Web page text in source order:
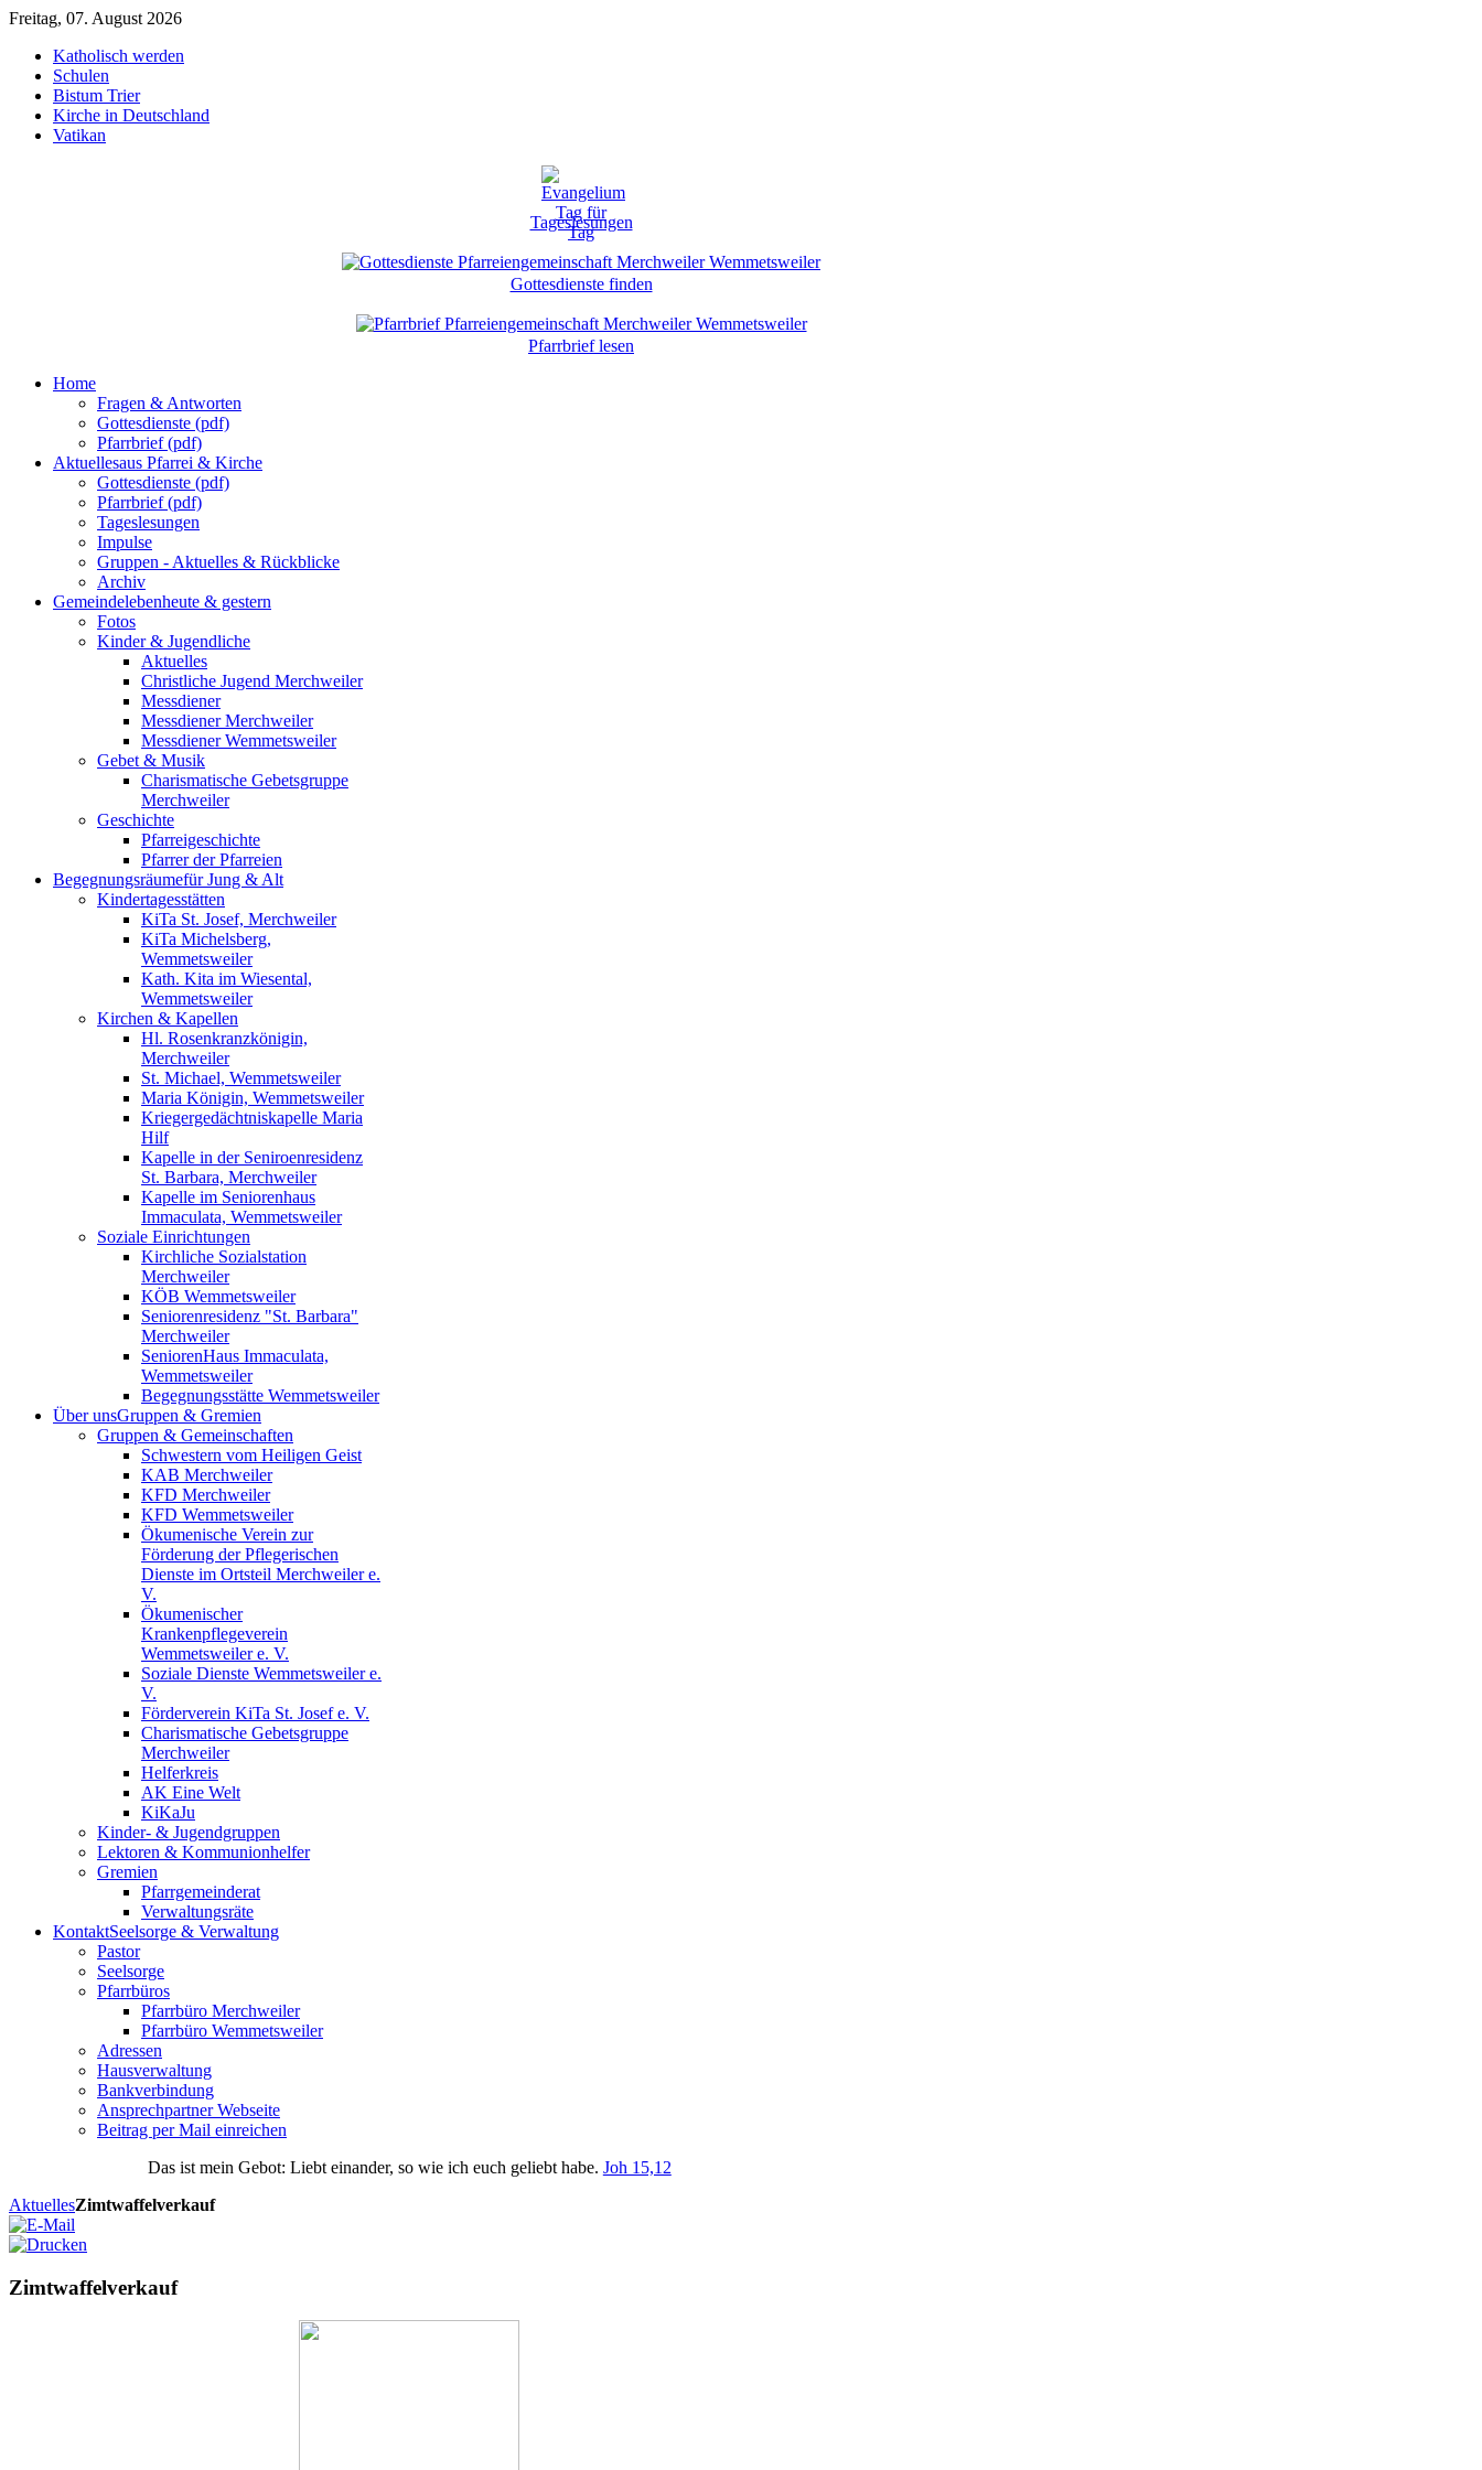
Freitag, 07. August 2026
Katholisch werden
Schulen
Bistum Trier
Kirche in Deutschland
Vatikan
Tageslesungen
Gottesdienste finden
Pfarrbrief lesen
Home
Fragen & Antworten
Gottesdienste (pdf)
Pfarrbrief (pdf)
Aktuellesaus Pfarrei & Kirche
Gottesdienste (pdf)
Pfarrbrief (pdf)
Tageslesungen
Impulse
Gruppen - Aktuelles & Rückblicke
Archiv
Gemeindelebenheute & gestern
Fotos
Kinder & Jugendliche
Aktuelles
Christliche Jugend Merchweiler
Messdiener
Messdiener Merchweiler
Messdiener Wemmetsweiler
Gebet & Musik
Charismatische Gebetsgruppe
Merchweiler
Geschichte
Pfarreigeschichte
Pfarrer der Pfarreien
Begegnungsräumefür Jung & Alt
Kindertagesstätten
KiTa St. Josef, Merchweiler
KiTa Michelsberg,
Wemmetsweiler
Kath. Kita im Wiesental,
Wemmetsweiler
Kirchen & Kapellen
Hl. Rosenkranzkönigin,
Merchweiler
St. Michael, Wemmetsweiler
Maria Königin, Wemmetsweiler
Kriegergedächtniskapelle Maria
Hilf
Kapelle in der Seniroenresidenz
St. Barbara, Merchweiler
Kapelle im Seniorenhaus
Immaculata, Wemmetsweiler
Soziale Einrichtungen
Kirchliche Sozialstation
Merchweiler
KÖB Wemmetsweiler
Seniorenresidenz "St. Barbara"
Merchweiler
SeniorenHaus Immaculata,
Wemmetsweiler
Begegnungsstätte Wemmetsweiler
Über unsGruppen & Gremien
Gruppen & Gemeinschaften
Schwestern vom Heiligen Geist
KAB Merchweiler
KFD Merchweiler
KFD Wemmetsweiler
Ökumenische Verein zur
Förderung der Pflegerischen
Dienste im Ortsteil Merchweiler e.
V.
Ökumenischer
Krankenpflegeverein
Wemmetsweiler e. V.
Soziale Dienste Wemmetsweiler e.
V.
Förderverein KiTa St. Josef e. V.
Charismatische Gebetsgruppe
Merchweiler
Helferkreis
AK Eine Welt
KiKaJu
Kinder- & Jugendgruppen
Lektoren & Kommunionhelfer
Gremien
Pfarrgemeinderat
Verwaltungsräte
KontaktSeelsorge & Verwaltung
Pastor
Seelsorge
Pfarrbüros
Pfarrbüro Merchweiler
Pfarrbüro Wemmetsweiler
Adressen
Hausverwaltung
Bankverbindung
Ansprechpartner Webseite
Beitrag per Mail einreichen
Das ist mein Gebot: Liebt einander, so wie ich euch geliebt habe. Joh 15,12
AktuellesZimtwaffelverkauf
Zimtwaffelverkauf